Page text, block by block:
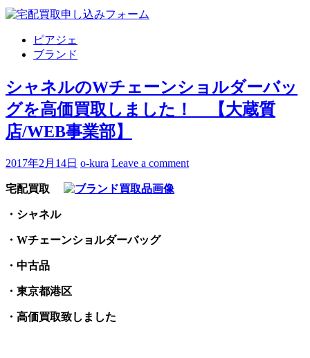
ピアジェ
ブランド
シャネルのWチェーンショルダーバッ
グを高価買取しました！ 【大蔵質
店/WEB事業部】
2017年2月14日 o-kura Leave a comment
宅配買取
・シャネル
・Wチェーンショルダーバッグ
・中古品
・東京都港区
・高価買取致しました